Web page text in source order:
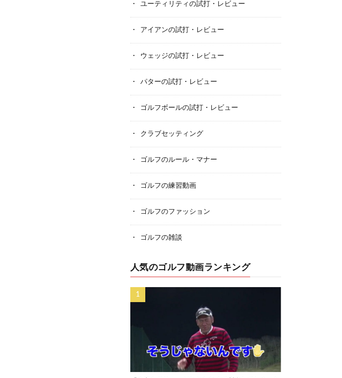
ユーティリティの試打・レビュー
アイアンの試打・レビュー
ウェッジの試打・レビュー
パターの試打・レビュー
ゴルフボールの試打・レビュー
クラブセッティング
ゴルフのルール・マナー
ゴルフの練習動画
ゴルフのファッション
ゴルフの雑談
人気のゴルフ動画ランキング